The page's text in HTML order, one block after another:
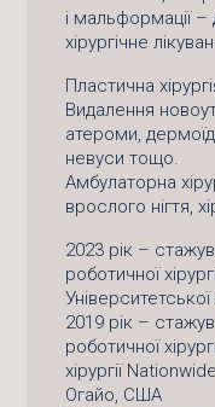
і мальформації –
хірургічне
Пластична
Видалення
атероми,
невуси тощо.
Амбулаторна
врослого нігтя,
2023 рік –
роботичної
2019 рік –
роботичної
хірургії
Огайо, США